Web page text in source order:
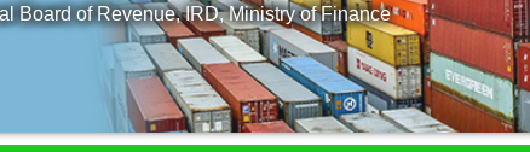
Board of Revenue, IRD, Ministry of Finance